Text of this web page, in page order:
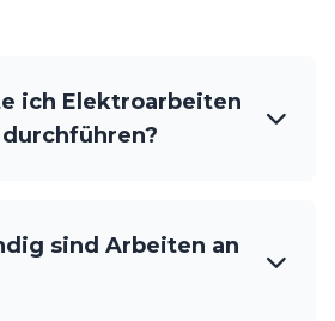
ich Elektroarbeiten
sind Arbeiten an